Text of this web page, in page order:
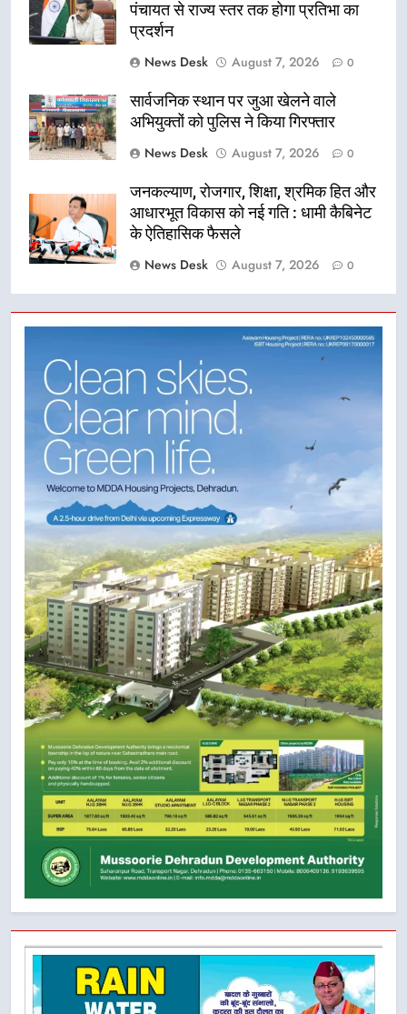
पंचायत से राज्य स्तर तक होगा प्रतिभा का
प्रदर्शन
News Desk
August 7, 2026 0
सार्वजनिक स्थान पर जुआ खेलने वाले
अभियुक्तों को पुलिस ने किया गिरफ्तार
News Desk
August 7, 2026 0
जनकल्याण, रोजगार, शिक्षा, श्रमिक हित और
आधारभूत विकास को नई गति : धामी कैबिनेट
के ऐतिहासिक फैसले
News Desk
August 7, 2026 0